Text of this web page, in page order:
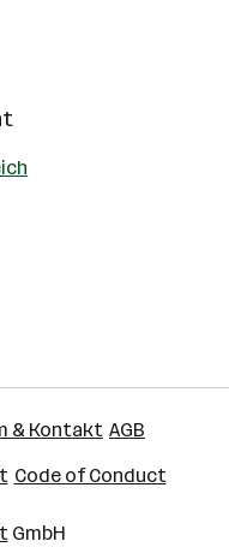
& Kontakt AGB
Code of Conduct
GmbH